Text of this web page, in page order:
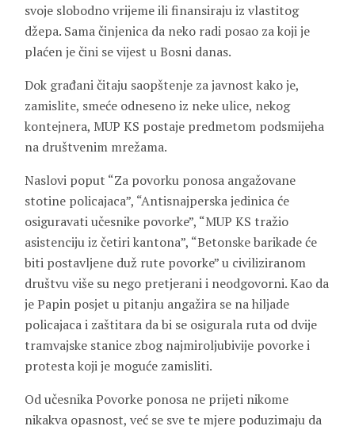
svoje slobodno vrijeme ili finansiraju iz vlastitog
džepa. Sama činjenica da neko radi posao za koji je
plaćen je čini se vijest u Bosni danas.
Dok građani čitaju saopštenje za javnost kako je,
zamislite, smeće odneseno iz neke ulice, nekog
kontejnera, MUP KS postaje predmetom podsmijeha
na društvenim mrežama.
Naslovi poput “Za povorku ponosa angažovane
stotine policajaca”, “Antisnajperska jedinica će
osiguravati učesnike povorke”, “MUP KS tražio
asistenciju iz četiri kantona”, “Betonske barikade će
biti postavljene duž rute povorke” u civiliziranom
društvu više su nego pretjerani i neodgovorni. Kao da
je Papin posjet u pitanju angažira se na hiljade
policajaca i zaštitara da bi se osigurala ruta od dvije
tramvajske stanice zbog najmiroljubivije povorke i
protesta koji je moguće zamisliti.
Od učesnika Povorke ponosa ne prijeti nikome
nikakva opasnost, već se sve te mjere poduzimaju da